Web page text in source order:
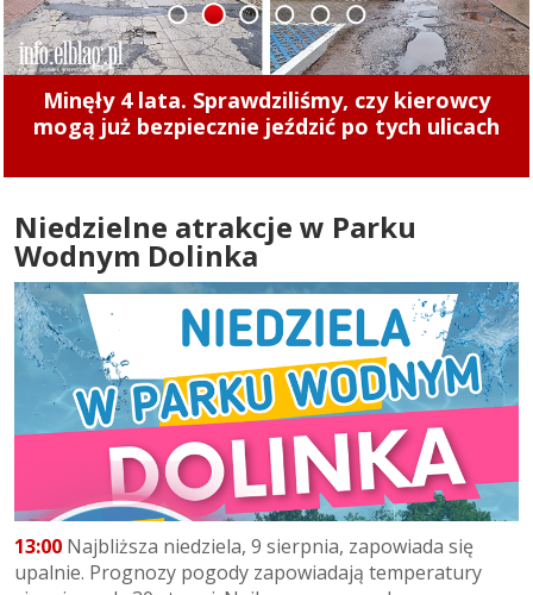
Międzypokoleniowe rozgrywki koszykówki
Gramy na Zatorzu
1 2 3 4 5 6
Niedzielne atrakcje w Parku
Wodnym Dolinka
13:00 Najbliższa niedziela, 9 sierpnia, zapowiada się
upalnie. Prognozy pogody zapowiadają temperatury